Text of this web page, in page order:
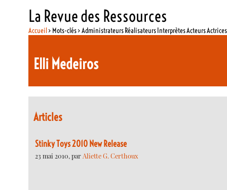
La Revue des Ressources
Accueil> Mots-clés > Administrateurs Réalisateurs Interprètes Acteurs
Elli Medeiros
Articles
Stinky Toys 2010 New Release
23 mai 2010, parAliette G. Certhoux